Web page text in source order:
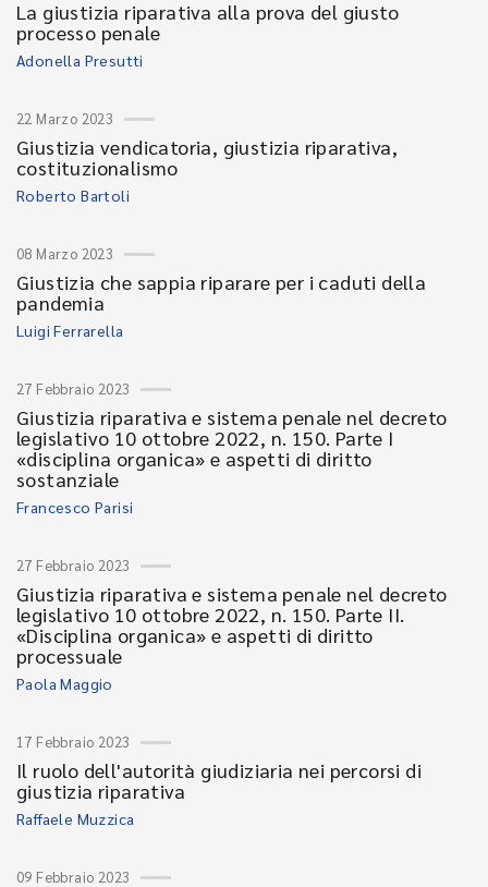
La giustizia riparativa alla prova del giusto
processo penale
Adonella Presutti
22 Marzo 2023
Giustizia vendicatoria, giustizia riparativa,
costituzionalismo
Roberto Bartoli
08 Marzo 2023
Giustizia che sappia riparare per i caduti della
pandemia
Luigi Ferrarella
27 Febbraio 2023
Giustizia riparativa e sistema penale nel decreto
legislativo 10 ottobre 2022, n. 150. Parte I
«disciplina organica» e aspetti di diritto
sostanziale
Francesco Parisi
27 Febbraio 2023
Giustizia riparativa e sistema penale nel decreto
legislativo 10 ottobre 2022, n. 150. Parte II.
«Disciplina organica» e aspetti di diritto
processuale
Paola Maggio
17 Febbraio 2023
Il ruolo dell'autorità giudiziaria nei percorsi di
giustizia riparativa
Raffaele Muzzica
09 Febbraio 2023